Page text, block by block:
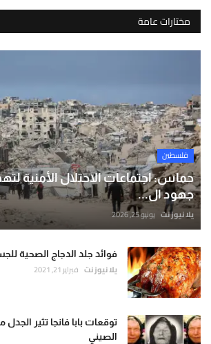
مختارات عامة
فلسطين
حماس: اجتماعات الاحتلال الأمنية
جهود ال...
يلا نيوز نت يونيو 25, 2026
فوائد جلد الدجاج الصحية
يلا نيوز نت فبراير 21, 2021
توقعات بابا فانجا تثير
الصيني